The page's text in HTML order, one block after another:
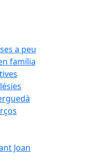
a peu
família
Joan